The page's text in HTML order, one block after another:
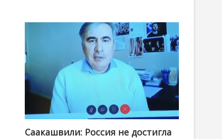
Саакашвили: Россия не достигла